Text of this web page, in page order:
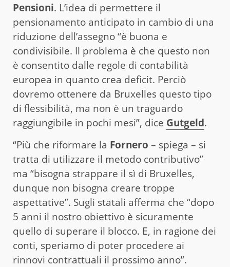
Pensioni. L’idea di permettere il
pensionamento anticipato in cambio di una
riduzione dell’assegno “è buona e
condivisibile. Il problema è che questo non
è consentito dalle regole di contabilità
europea in quanto crea deficit. Perciò
dovremo ottenere da Bruxelles questo tipo
di flessibilità, ma non è un traguardo
raggiungibile in pochi mesi”, dice Gutgeld.
“Più che riformare la Fornero – spiega – si
tratta di utilizzare il metodo contributivo”
ma “bisogna strappare il sì di Bruxelles,
dunque non bisogna creare troppe
aspettative”. Sugli statali afferma che “dopo
5 anni il nostro obiettivo è sicuramente
quello di superare il blocco. E, in ragione dei
conti, speriamo di poter procedere ai
rinnovi contrattuali il prossimo anno”.